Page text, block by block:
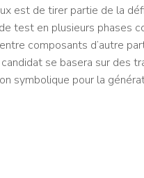
est de tirer partie de la
test en plusieurs phases
composants d’autre
se basera sur des
symbolique pour la